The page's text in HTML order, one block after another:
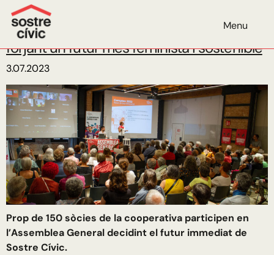
Menu
Mes:juliol de 2023
Èxit de l’Assemblea de Sostre Cívic:
forjant un futur més feminista i sostenible
3.07.2023
Prop de 150 sòcies de la cooperativa participen en
l’Assemblea General decidint el futur immediat de
Sostre Cívic.